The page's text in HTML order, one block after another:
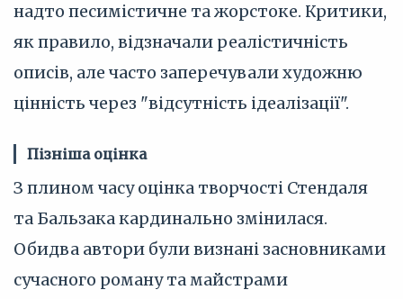
надто песимістичне та жорстоке. Критики,
як правило, відзначали реалістичність
описів, але часто заперечували художню
цінність через "відсутність ідеалізації".
Пізніша оцінка
З плином часу оцінка творчості Стендаля
та Бальзака кардинально змінилася.
Обидва автори були визнані засновниками
сучасного роману та майстрами